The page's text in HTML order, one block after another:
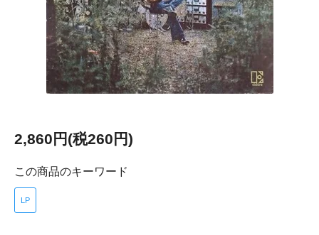
2,860円(税260円)
この商品のキーワード
LP